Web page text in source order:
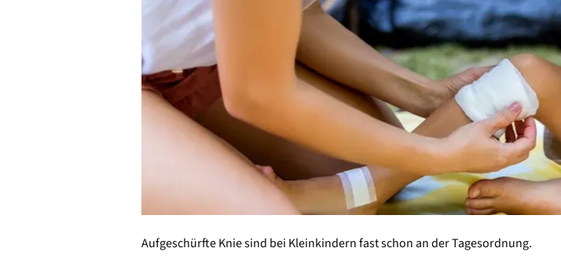
Aufgeschürfte Knie sind bei Kleinkindern fast schon an der Tagesordnung.